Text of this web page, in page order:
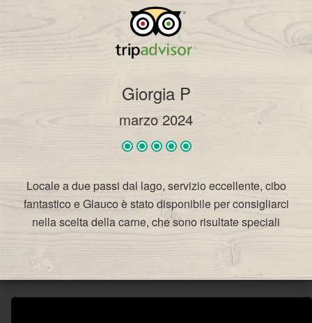
​Giorgia P
marzo 2024
Locale a due passi dal lago, servizio eccellente, cibo
fantastico e Glauco è stato disponibile per consigliarci
nella scelta della carne, che sono risultate speciali